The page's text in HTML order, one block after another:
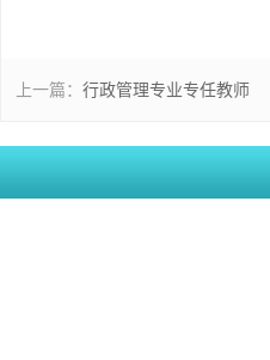
上一篇： 行政管理专业专任教师